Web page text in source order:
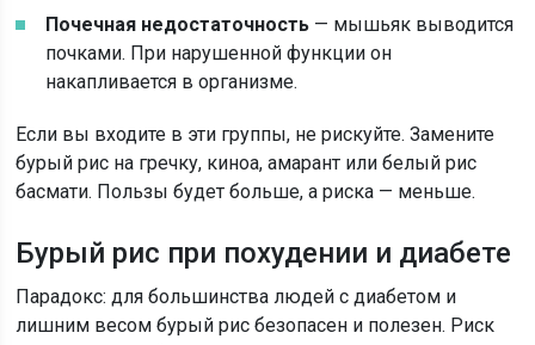
Почечная недостаточность — мышьяк выводится
почками. При нарушенной функции он
накапливается в организме.
Если вы входите в эти группы, не рискуйте. Замените
бурый рис на гречку, киноа, амарант или белый рис
басмати. Пользы будет больше, а риска — меньше.
Бурый рис при похудении и диабете
Парадокс: для большинства людей с диабетом и
лишним весом бурый рис безопасен и полезен. Риск